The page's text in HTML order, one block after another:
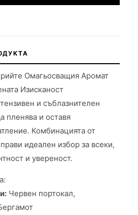
Омагьосващия Аромат
Изисканост
и съблазнителен
пленява и оставя
Комбинацията от
идеален избор за всеки,
и увереност.
Червен портокал,